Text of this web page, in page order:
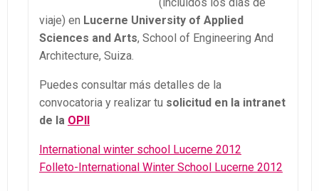
viaje) en Lucerne University of Applied
Sciences and Arts, School of Engineering And
Architecture, Suiza.
Puedes consultar más detalles de la
convocatoria y realizar tu solicitud en la intranet
de la OPII
International winter school Lucerne 2012
Folleto-International Winter School Lucerne 2012